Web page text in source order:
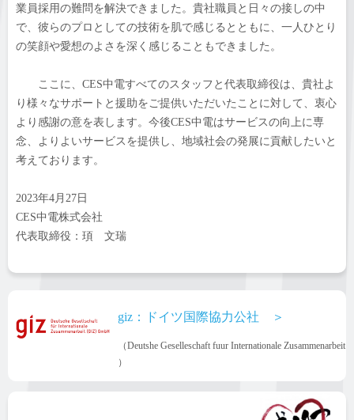
業員採用の難問を解決できました。貴社職員と日々の接しの中
で、彼らのプロとしての技術を肌で感じるとともに、一人ひとり
の笑顔や愛想のよさを深く感じることもできました。
ここに、CES中電すべてのスタッフと代表取締役は、貴社よ
り様々なサポートと援助をご提供いただいたことに対して、衷心
より感謝の意を表します。今後CES中電はサービスの向上に専
念、よりよいサービスを提供し、地域社会の発展に貢献したいと
考えております。
2023年4月27日
CES中電株式会社
代表取締役：頊 文瑞
giz：ドイツ国際協力公社 ＞
（Deutshe Geselleschaft fuur Internationale Zusammenarbeit
）